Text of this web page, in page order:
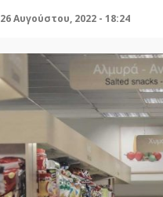
26 Αυγούστου, 2022 - 18:24